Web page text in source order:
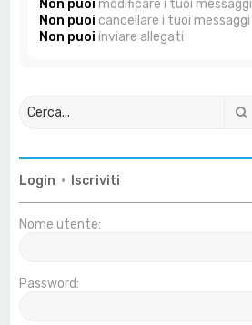
Non puoi modificare i tuoi messaggi
Non puoi cancellare i tuoi messaggi
Non puoi inviare allegati
Login • Iscriviti
Nome utente:
Password: